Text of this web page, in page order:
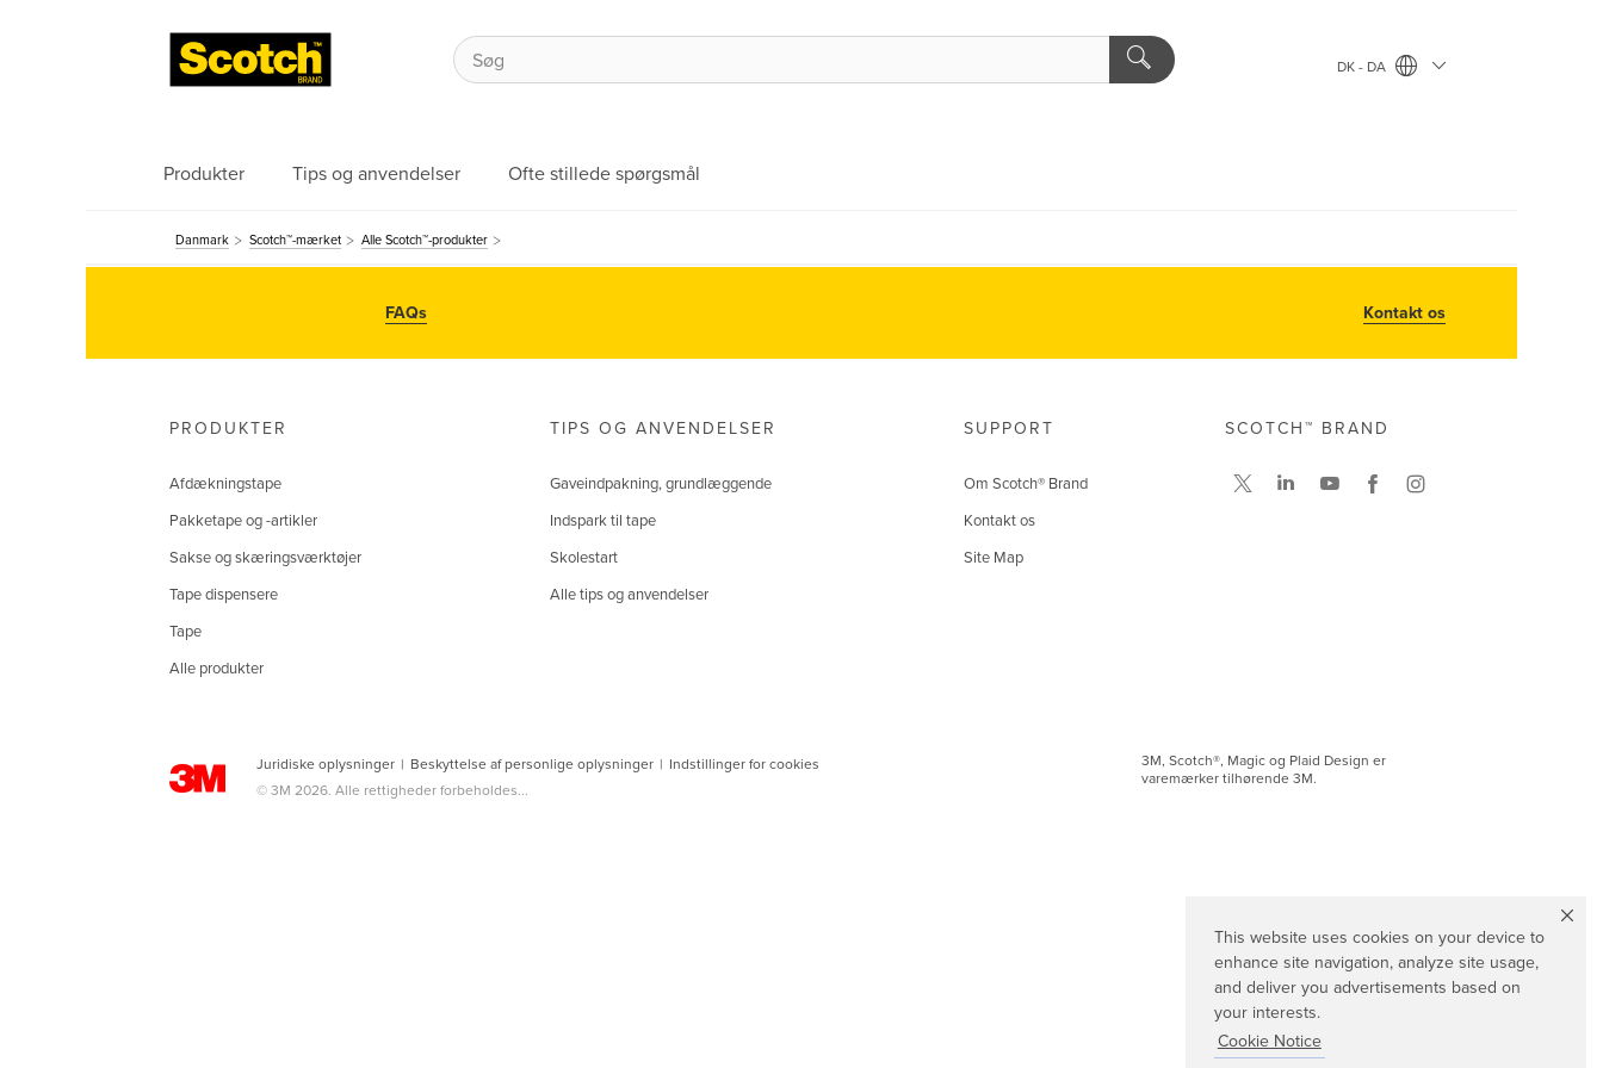
This website uses cookies on your device to
enhance site navigation, analyze site usage,
and deliver you advertisements based on
your interests.
Cookie Notice
DK - DA
Produkter Tips og anvendelser Ofte stillede spørgsmål
Danmark Scotch™-mærket Alle Scotch™-produkter
FAQs Kontakt os
PRODUKTER
Afdækningstape
Pakketape og -artikler
Sakse og skæringsværktøjer
Tape dispensere
Tape
Alle produkter
TIPS OG ANVENDELSER
Gaveindpakning, grundlæggende
Indspark til tape
Skolestart
Alle tips og anvendelser
SUPPORT
Om Scotch® Brand
Kontakt os
Site Map
Juridiske oplysninger | Beskyttelse af personlige oplysninger | Indstillinger for cookies
© 3M 2026. Alle rettigheder forbeholdes...
SCOTCH™ BRAND
3M, Scotch®, Magic og Plaid Design er
varemærker tilhørende 3M.